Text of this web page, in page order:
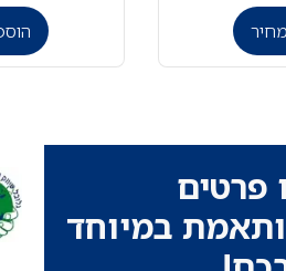
פרטים
במיוחד